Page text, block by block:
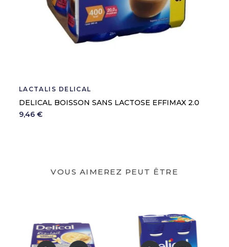
LACTALIS DELICAL
DELICAL BOISSON SANS LACTOSE EFFIMAX 2.0
9,46 €
VOUS AIMEREZ PEUT ÊTRE